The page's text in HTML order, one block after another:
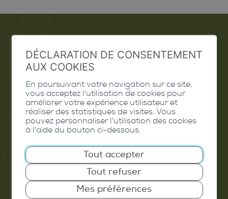
Emploi
Extranet
Valais Excellence
Commune de Conthey
Route de Savoie 54
DÉCLARATION DE CONSENTEMENT
AUX COOKIES
En poursuivant votre navigation sur ce site,
vous acceptez l'utilisation de cookies pour
améliorer votre expérience utilisateur et
réaliser des statistiques de visites. Vous
pouvez personnaliser l'utilisation des cookies
à l'aide du bouton ci-dessous.
Tout accepter
Tout refuser
Mes préférences